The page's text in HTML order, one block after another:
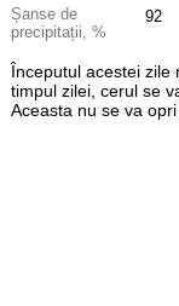
Șanse de
precipitații, %
92
Începutul acestei
timpul zilei, cerul se
Aceasta nu se va opri